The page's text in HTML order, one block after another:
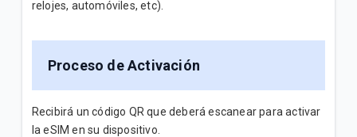
relojes, automóviles, etc).
Proceso de Activación
Recibirá un código QR que deberá escanear para activar
la eSIM en su dispositivo.